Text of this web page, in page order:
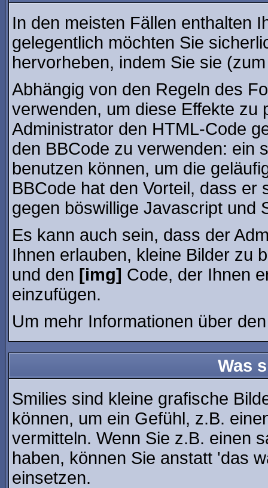
In den meisten Fällen enthalten
gelegentlich möchten Sie
hervorheben, indem Sie sie
Abhängig von den Regeln des
verwenden, um diese Effekte zu
Administrator den HTML-Code
den BBCode zu verwenden: ein
benutzen können, um die
BBCode hat den Vorteil, dass
gegen böswillige Javascript und
Es kann auch sein, dass der
Ihnen erlauben, kleine Bilder zu
und den [img] Code, der Ihnen
einzufügen.
Um mehr Informationen über
Was
Smilies sind kleine grafische
können, um ein Gefühl, z.B.
vermitteln. Wenn Sie z.B. einen
haben, können Sie anstatt 'das
einsetzen.